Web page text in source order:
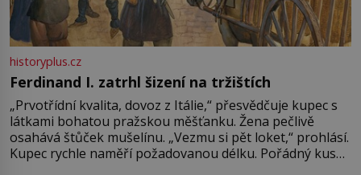
historyplus.cz
Ferdinand I. zatrhl šizení na tržištích
„Prvotřídní kvalita, dovoz z Itálie,“ přesvědčuje kupec s
látkami bohatou pražskou měšťanku. Žena pečlivě
osahává štůček mušelínu. „Vezmu si pět loket,“ prohlásí.
Kupec rychle naměří požadovanou délku. Pořádný kus